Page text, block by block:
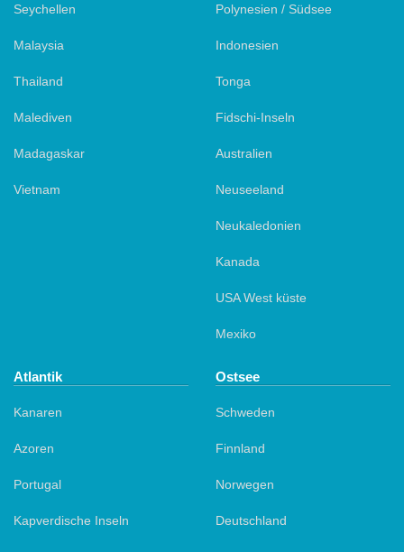
Seychellen
Malaysia
Thailand
Malediven
Madagaskar
Vietnam
Polynesien / Südsee
Indonesien
Tonga
Fidschi-Inseln
Australien
Neuseeland
Neukaledonien
Kanada
USA West küste
Mexiko
Atlantik
Kanaren
Azoren
Portugal
Kapverdische Inseln
Ostsee
Schweden
Finnland
Norwegen
Deutschland